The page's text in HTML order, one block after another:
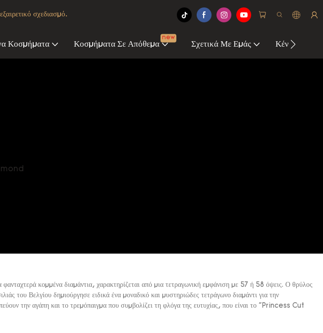
σχεδιασμό.
Κοσμήματα Κοσμήματα Σε Απόθεμα
new
Σχετικά Με Εμάς Κέντρο
φανταχτερά κομμένα διαμάντια, χαρακτηρίζεται από μια τετραγωνική εμφάνιση με 57 ή 58 όψεις. Ο θρύλος
του Βελγίου δημιούργησε ειδικά ένα μοναδικό και μυστηριώδες τετράγωνο διαμάντι για την
την αγάπη και το τρεμόπαιγμα που συμβολίζει τη φλόγα της ευτυχίας, που είναι το "Princess Cut